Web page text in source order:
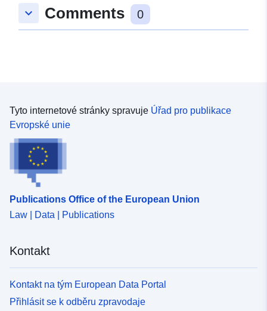
keyboard_arrow_down Comments 0
Tyto internetové stránky spravuje Úřad pro publikace
Evropské unie
Publications Office of the European Union
Law | Data | Publications
Kontakt
Kontakt na tým European Data Portal
Přihlásit se k odběru zpravodaje